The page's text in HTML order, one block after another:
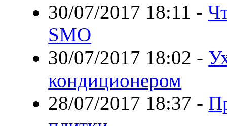
30/07/2017 18:11 -
SMO
30/07/2017 18:02 -
кондиционером
28/07/2017 18:37 -